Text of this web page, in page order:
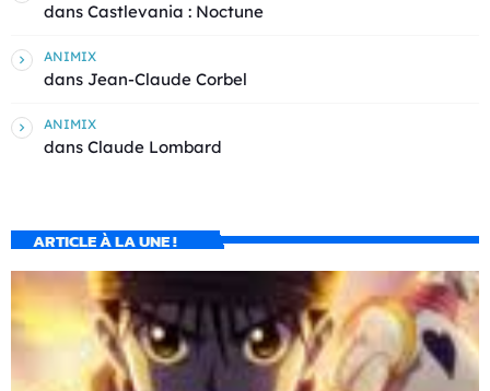
dans Castlevania : Noctune
ANIMIX
dans Jean-Claude Corbel
ANIMIX
dans Claude Lombard
ARTICLE À LA UNE !